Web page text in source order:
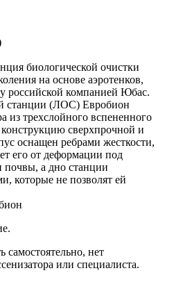
биологической очистки
на основе аэротенков,
российской компанией Юбас.
станции (ЛОС) Евробион
трехслойного вспененного
сверхпрочной и
оснащен ребрами жесткости,
его от деформации под
почвы, а дно станции
которые не позволят ей
самостоятельно, нет
или специалиста.